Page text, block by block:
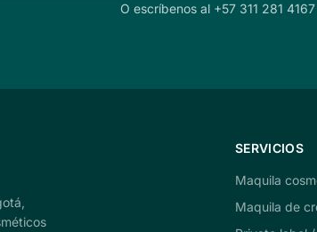
O escríbenos al +57 311 281 4167
SERVICIOS
Maquila
Maquila de